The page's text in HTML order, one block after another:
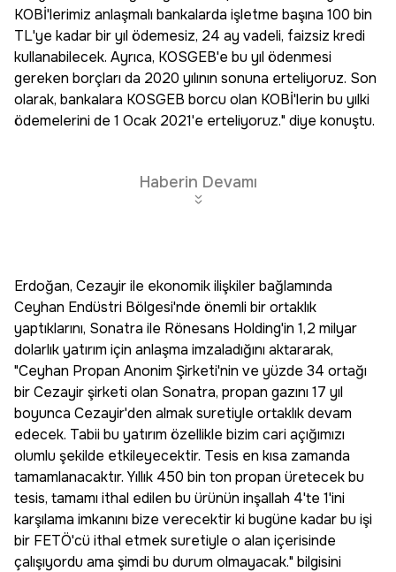
KOBİ'lerimiz anlaşmalı bankalarda işletme başına 100 bin
TL'ye kadar bir yıl ödemesiz, 24 ay vadeli, faizsiz kredi
kullanabilecek. Ayrıca, KOSGEB'e bu yıl ödenmesi
gereken borçları da 2020 yılının sonuna erteliyoruz. Son
olarak, bankalara KOSGEB borcu olan KOBİ'lerin bu yılki
ödemelerini de 1 Ocak 2021'e erteliyoruz." diye konuştu.
Haberin Devamı
Erdoğan, Cezayir ile ekonomik ilişkiler bağlamında
Ceyhan Endüstri Bölgesi'nde önemli bir ortaklık
yaptıklarını, Sonatra ile Rönesans Holding'in 1,2 milyar
dolarlık yatırım için anlaşma imzaladığını aktararak,
"Ceyhan Propan Anonim Şirketi'nin ve yüzde 34 ortağı
bir Cezayir şirketi olan Sonatra, propan gazını 17 yıl
boyunca Cezayir'den almak suretiyle ortaklık devam
edecek. Tabii bu yatırım özellikle bizim cari açığımızı
olumlu şekilde etkileyecektir. Tesis en kısa zamanda
tamamlanacaktır. Yıllık 450 bin ton propan üretecek bu
tesis, tamamı ithal edilen bu ürünün inşallah 4'te 1'ini
karşılama imkanını bize verecektir ki bugüne kadar bu işi
bir FETÖ'cü ithal etmek suretiyle o alan içerisinde
çalışıyordu ama şimdi bu durum olmayacak." bilgisini